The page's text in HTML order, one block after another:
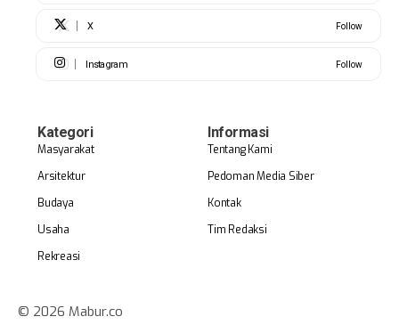
X Follow
Instagram Follow
Kategori
Masyarakat
Arsitektur
Budaya
Usaha
Rekreasi
Informasi
Tentang Kami
Pedoman Media Siber
Kontak
Tim Redaksi
© 2026 Mabur.co